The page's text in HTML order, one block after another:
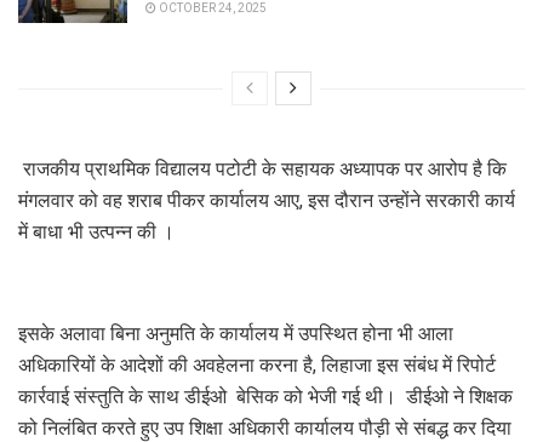
OCTOBER 24, 2025
राजकीय प्राथमिक विद्यालय पटोटी के सहायक अध्यापक पर आरोप है कि
मंगलवार को वह शराब पीकर कार्यालय आए, इस दौरान उन्होंने सरकारी कार्य
में बाधा भी उत्पन्न की ।
इसके अलावा बिना अनुमति के कार्यालय में उपस्थित होना भी आला
अधिकारियों के आदेशों की अवहेलना करना है, लिहाजा इस संबंध में रिपोर्ट
कार्रवाई संस्तुति के साथ डीईओ बेसिक को भेजी गई थी। डीईओ ने शिक्षक
को निलंबित करते हुए उप शिक्षा अधिकारी कार्यालय पौड़ी से संबद्ध कर दिया